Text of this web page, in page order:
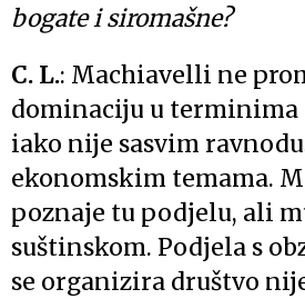
bogate i siromašne?
C. L.: Machiavelli ne
dominaciju u terminima
iako nije sasvim
ekonomskim temama.
poznaje tu podjelu, ali
suštinskom. Podjela s
se organizira društvo